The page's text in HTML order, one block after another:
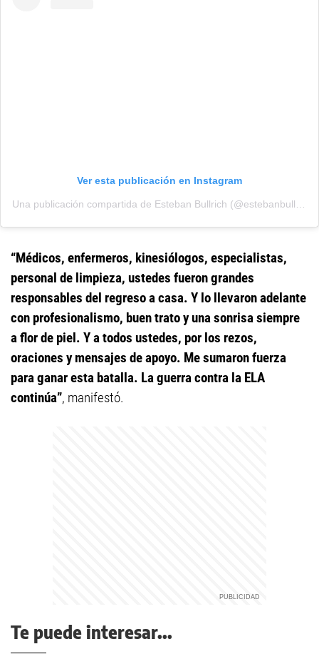
Ver esta publicación en Instagram
“Médicos, enfermeros, kinesiólogos, especialistas,
personal de limpieza, ustedes fueron grandes
responsables del regreso a casa. Y lo llevaron adelante
con profesionalismo, buen trato y una sonrisa siempre
a flor de piel. Y a todos ustedes, por los rezos,
oraciones y mensajes de apoyo. Me sumaron fuerza
para ganar esta batalla. La guerra contra la ELA
continúa”, manifestó.
Te puede interesar...